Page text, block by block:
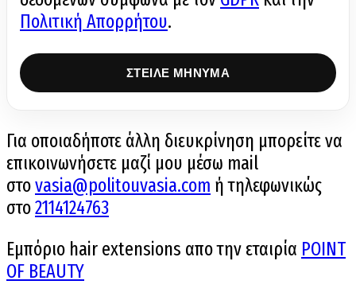
Πολιτική Απορρήτου.
Για οποιαδήποτε άλλη διευκρίνηση μπορείτε να
επικοινωνήσετε μαζί μου μέσω mail
στοvasia@politouvasia.com ή τηλεφωνικώς
στο2114124763
Εμπόριο hair extensions απο την εταιρία POINT
OF BEAUTY